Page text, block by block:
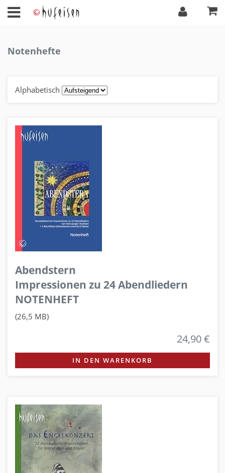
Notenhefte
Alphabetisch
Abendstern
Impressionen zu 24 Abendliedern
NOTENHEFT
(26,5 MB)
24,90 €
IN DEN WARENKORB